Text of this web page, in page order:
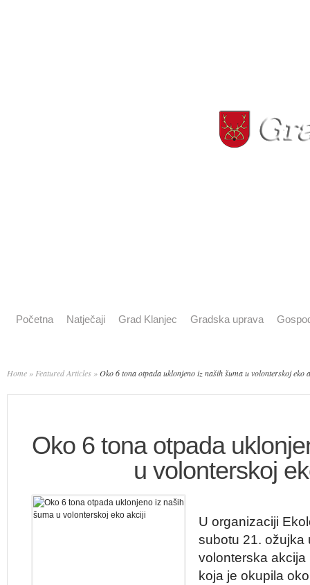
Početna Natječaji Grad Klanjec Gradska uprava
Home » Featured Articles »Oko 6 tona otpada uklonjeno iz naših šuma u volonterskoj eko
Oko 6 tona otpada
u volonterskoj
U organizaciji
subotu 21. ožujka
volonterska
koja je okupila